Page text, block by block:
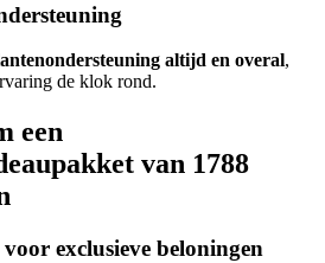
altijd en overal,
de klok rond.
een
van 1788
exclusieve beloningen